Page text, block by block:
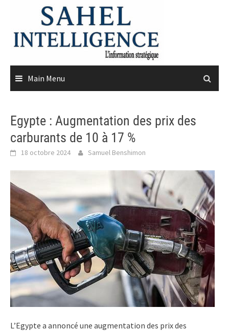
content
Main Menu
Egypte : Augmentation des prix des
carburants de 10 à 17 %
18 octobre 2024 Samuel Benshimon
L’Egypte a annoncé une augmentation des prix des